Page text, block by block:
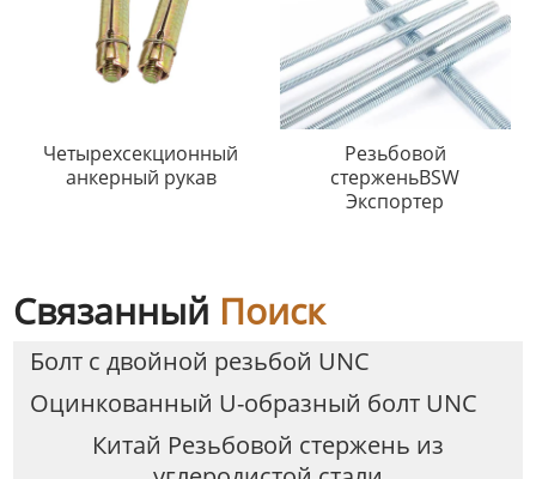
Четырехсекционный
анкерный рукав
Резьбовой
стерженьBSW
Экспортер
Связанный Поиск
Болт с двойной резьбой UNC
Оцинкованный U-образный болт UNC
Китай Резьбовой стержень из